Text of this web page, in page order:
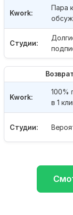
Студии:
Kwork:
Пара
Студии:
Kwork:
100%
в 1